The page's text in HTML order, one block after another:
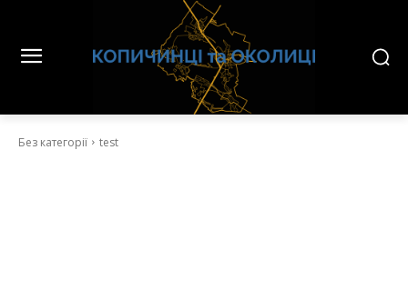
Без категорії test